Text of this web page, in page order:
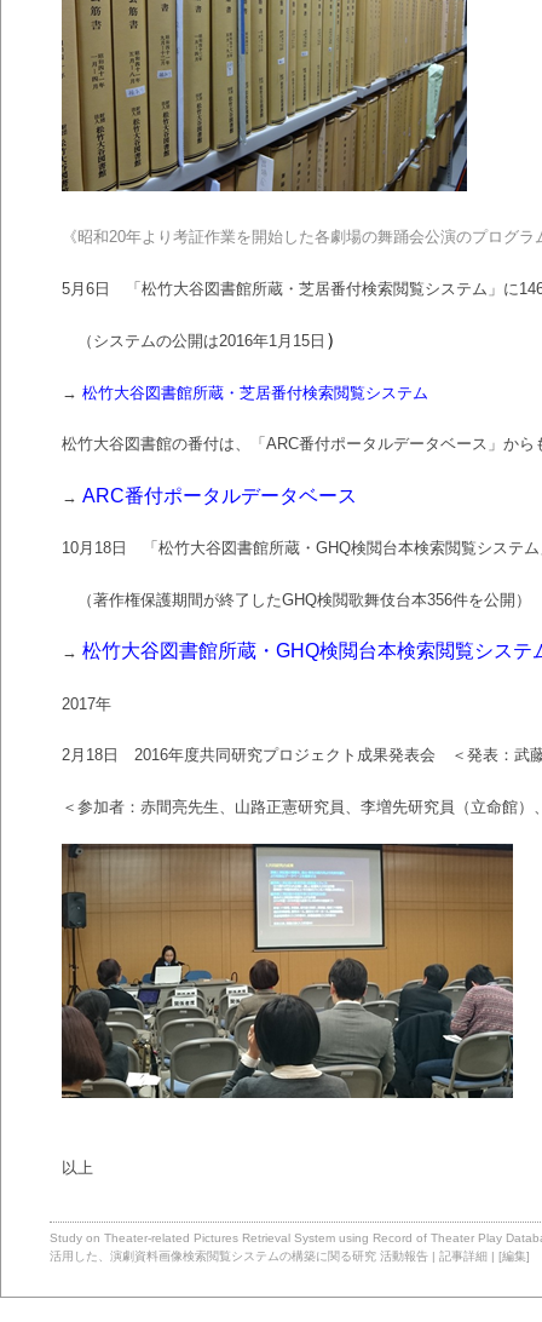
《昭和20年より考証作業を開始した各劇場の舞踊会公演のプログラ
5 月 6日 「松竹大谷図書館所蔵・芝居番付検索閲覧システム」に
（システムの公開は2016年1月 15 日 ）
→ 松竹大谷図書館所蔵・芝居番付検索閲覧システム
松竹大谷図書館の番付は、「 ARC番付ポータルデータベース」か
→ ARC番付ポータルデータベース
10月18日 「松竹大谷図書館所蔵・GHQ検閲台本検索閲覧システ
（著作権保護期間が終了したGHQ検閲歌舞伎台本356件を公開）
→ 松竹大谷図書館所蔵・GHQ検閲台本検索閲覧システ
2017年
2月 18 日 2016年度共同研究プロジェクト成果発表会 ＜発表：武
＜参加者：赤間亮先生、山路正憲研究員、李増先研究員（立命館
以上
Study on Theater-related Pictures Retrieval System using Record of Theater Play
活用した、演劇資料画像検索閲覧システムの構築に関る研究 活動報告 | 記事詳細 | [編集]